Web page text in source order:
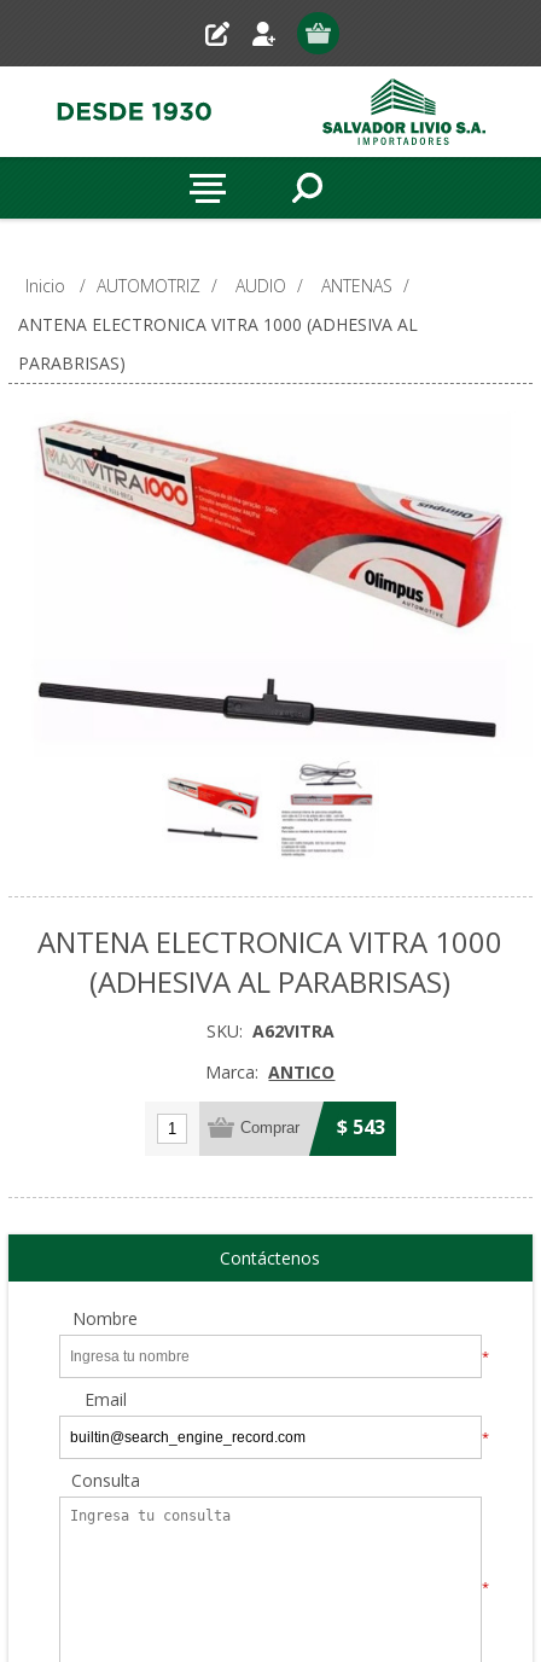
Inicio / AUTOMOTRIZ / AUDIO / ANTENAS /
ANTENA ELECTRONICA VITRA 1000 (ADHESIVA AL
PARABRISAS)
ANTENA ELECTRONICA VITRA 1000
(ADHESIVA AL PARABRISAS)
SKU: A62VITRA
Marca: ANTICO
$ 543
Contáctenos
Nombre
*
Email
*
Consulta
*